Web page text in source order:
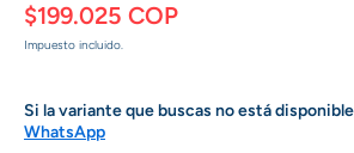
$199.025 COP
Impuesto incluido.
Si la variante que buscas no está
WhatsApp